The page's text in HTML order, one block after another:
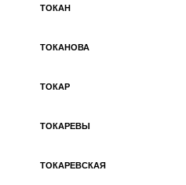
ТОКАН
ТОКАНОВА
ТОКАР
ТОКАРЕВЫ
ТОКАРЕВСКАЯ